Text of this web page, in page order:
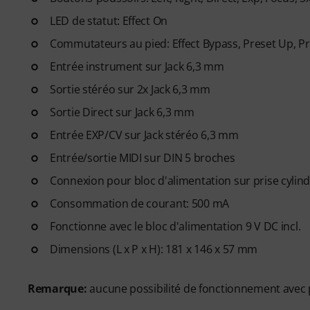
LED de statut: Effect On
Commutateurs au pied: Effect Bypass, Preset Up,
Entrée instrument sur Jack 6,3 mm
Sortie stéréo sur 2x Jack 6,3 mm
Sortie Direct sur Jack 6,3 mm
Entrée EXP/CV sur Jack stéréo 6,3 mm
Entrée/sortie MIDI sur DIN 5 broches
Connexion pour bloc d'alimentation sur prise
Consommation de courant: 500 mA
Fonctionne avec le bloc d'alimentation 9 V DC incl.
Dimensions (L x P x H): 181 x 146 x 57 mm
Remarque: aucune possibilité de fonctionnement avec